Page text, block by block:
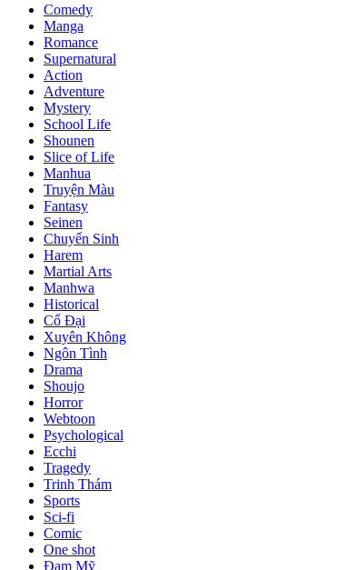
Comedy
Manga
Romance
Supernatural
Action
Adventure
Mystery
School Life
Shounen
Slice of Life
Manhua
Truyện Màu
Fantasy
Seinen
Chuyển Sinh
Harem
Martial Arts
Manhwa
Historical
Cổ Đại
Xuyên Không
Ngôn Tình
Drama
Shoujo
Horror
Webtoon
Psychological
Ecchi
Tragedy
Trinh Thám
Sports
Sci-fi
Comic
One shot
Đam Mỹ